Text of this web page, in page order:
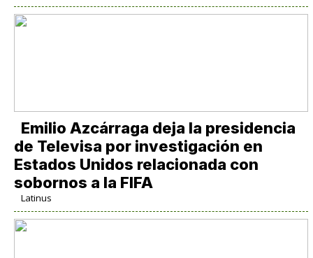
Emilio Azcárraga deja la presidencia
de Televisa por investigación en
Estados Unidos relacionada con
sobornos a la FIFA
Latinus